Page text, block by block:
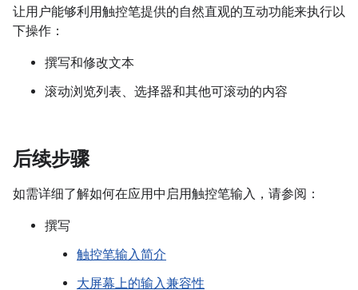
让用户能够利用触控笔提供的自然直观的互动功能来执行以
下操作：
撰写和修改文本
滚动浏览列表、选择器和其他可滚动的内容
后续步骤
如需详细了解如何在应用中启用触控笔输入，请参阅：
撰写
触控笔输入简介
大屏幕上的输入兼容性